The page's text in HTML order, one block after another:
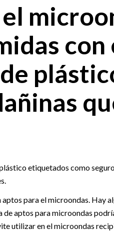
con
etiquetados como
para el microondas. Hay
de aptos para microondas
utilizar en el microondas